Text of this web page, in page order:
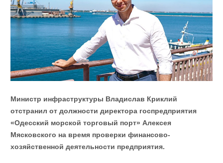
Министр инфраструктуры Владислав Криклий
отстранил от должности директора госпредприятия
«Одесский морской торговый порт» Алексея
Мясковского на время проверки финансово-
хозяйственной деятельности предприятия.